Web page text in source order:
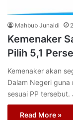
Mahbub Junaidi
Kemenaker
Pilih 5,1
Kemenaker akan
Dalam Negeri
sesuai PP tersebut.
Read More »